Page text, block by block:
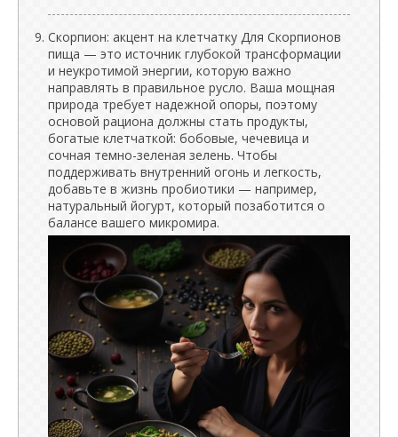
Скорпион: акцент на клетчатку Для Скорпионов
пища — это источник глубокой трансформации
и неукротимой энергии, которую важно
направлять в правильное русло. Ваша мощная
природа требует надежной опоры, поэтому
основой рациона должны стать продукты,
богатые клетчаткой: бобовые, чечевица и
сочная темно-зеленая зелень. Чтобы
поддерживать внутренний огонь и легкость,
добавьте в жизнь пробиотики — например,
натуральный йогурт, который позаботится о
балансе вашего микромира.